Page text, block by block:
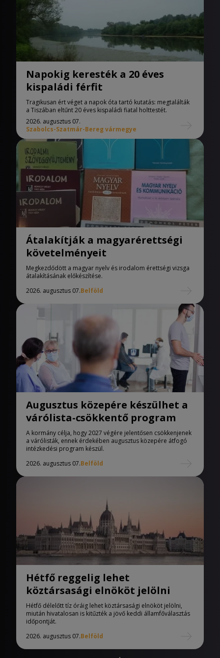
Napokig keresték a 20 éves
kispaládi férfit
Tragikusan ért véget a napok óta tartó kutatás: megtalálták
a Tiszában eltűnt 20 éves kispaládi fiatal holttestét.
2026. augusztus 07.
Szabolcs-Szatmár-Bereg vármegye
Átalakítják a magyarérettségi
követelményeit
Megkezdődött a magyar nyelv és irodalom érettségi vizsga
átalakításának előkészítése.
2026. augusztus 07.Belföld
Augusztus közepére készülhet a
várólista-csökkentő program
A kormány célja, hogy 2027 végére jelentősen csökkenjenek
a várólisták, ennek érdekében augusztus közepére átfogó
intézkedési program készül.
2026. augusztus 07.Belföld
Hétfő reggelig lehet
köztársasági elnököt jelölni
Hétfő délelőtt tíz óráig lehet köztársasági elnököt jelölni,
miután hivatalosan is kitűzték a jövő keddi államfőválasztás
időpontját.
2026. augusztus 07.Belföld